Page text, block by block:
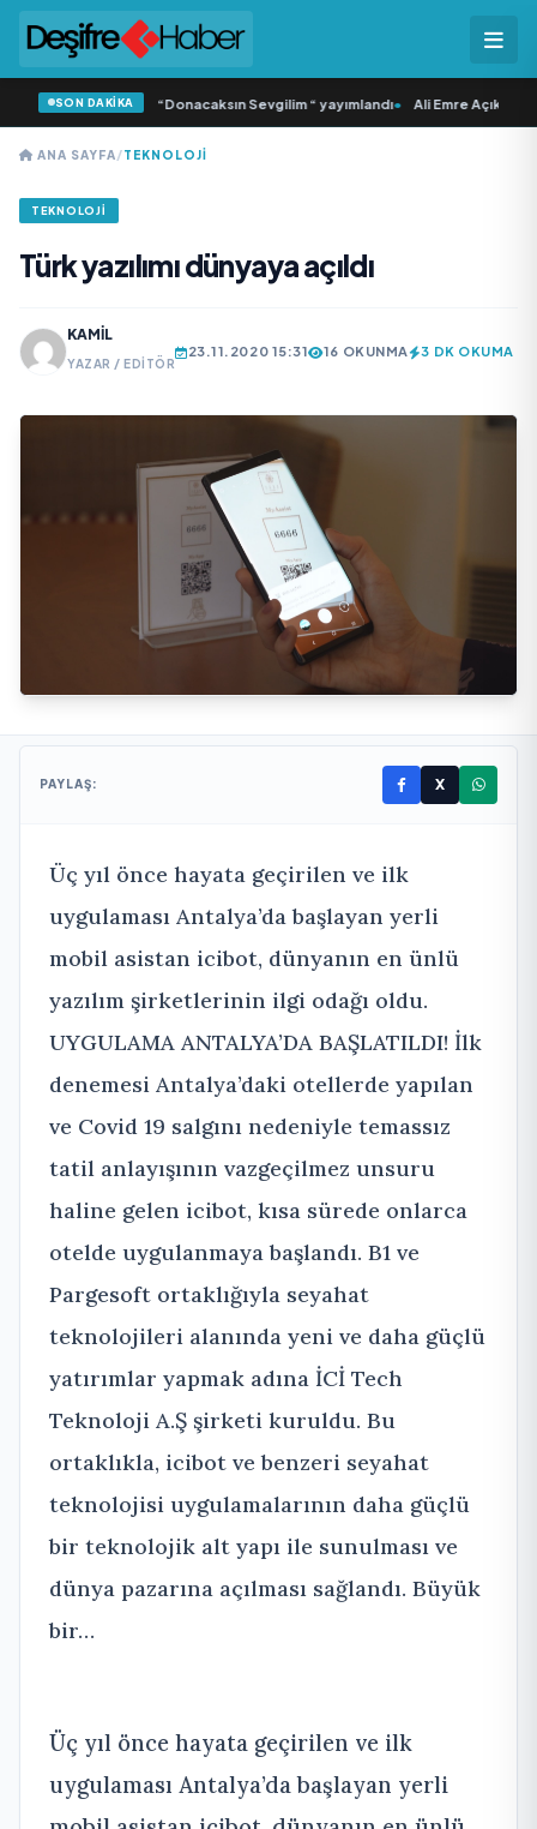
SON DAKİKA
‘dan İkinci Tekli “Donacaksın Sevgilim “ yayımlandı• Ali Emre Açıkgöz
ANA SAYFA/TEKNOLOJI
TEKNOLOJI
Türk yazılımı dünyaya açıldı
KAMIL
YAZAR / EDITÖR
23.11.2020 15:31 16 OKUNMA 3 DK OKUMA
PAYLAŞ: X
Üç yıl önce hayata geçirilen ve ilk
uygulaması Antalya’da başlayan yerli
mobil asistan icibot, dünyanın en ünlü
yazılım şirketlerinin ilgi odağı oldu.
UYGULAMA ANTALYA’DA BAŞLATILDI! İlk
denemesi Antalya’daki otellerde yapılan
ve Covid 19 salgını nedeniyle temassız
tatil anlayışının vazgeçilmez unsuru
haline gelen icibot, kısa sürede onlarca
otelde uygulanmaya başlandı. B1 ve
Pargesoft ortaklığıyla seyahat
teknolojileri alanında yeni ve daha güçlü
yatırımlar yapmak adına İCİ Tech
Teknoloji A.Ş şirketi kuruldu. Bu
ortaklıkla, icibot ve benzeri seyahat
teknolojisi uygulamalarının daha güçlü
bir teknolojik alt yapı ile sunulması ve
dünya pazarına açılması sağlandı. Büyük
bir…
Üç yıl önce hayata geçirilen ve ilk
uygulaması Antalya’da başlayan yerli